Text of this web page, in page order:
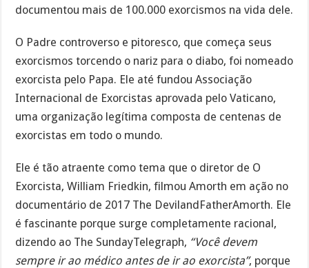
documentou mais de 100.000 exorcismos na vida dele.
O Padre controverso e pitoresco, que começa seus
exorcismos torcendo o nariz para o diabo, foi nomeado
exorcista pelo Papa. Ele até fundou Associação
Internacional de Exorcistas aprovada pelo Vaticano,
uma organização legítima composta de centenas de
exorcistas em todo o mundo.
Ele é tão atraente como tema que o diretor de O
Exorcista, William Friedkin, filmou Amorth em ação no
documentário de 2017 The DevilandFatherAmorth. Ele
é fascinante porque surge completamente racional,
dizendo ao The SundayTelegraph, “Você devem
sempre ir ao médico antes de ir ao exorcista”, porque